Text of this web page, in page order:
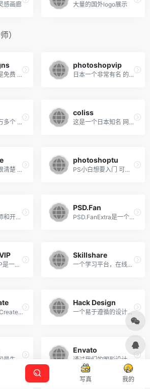
感画廊 大量的国外logo展示
）
大部分教程都是免费 YouTube也有连载
photoshopvip
日本一个非常有名 的设计干货网站
网站号称有两万多个 PS教程的网站
coliss
这是一个日本知名 网页设计技巧站
网站名都写得很清楚 有空好好补补ps基础
photoshoptu
PS小白想要入门 可以开始收藏
面向网页设计师和开发者,致力于为设计界提供高质量的内容。
PSD.Fan
PSD.FanExtra是一个以设计和Photoshop为中心的博客
Photoshop VIP是一个博客媒体，提供免费的材料，如从世界各地收集的优秀免费字体，如何使用Photoshop，最新的设计新闻
Skillshare
一个学习平台，在线课程由世界上最好的实践者教授。
每周，Adobe Create Magazine都会以创新艺术家为特色
Hack Design
一个易于遵循的设计课程，为那些做令人惊奇的事情的人。每周收到收件箱中的设计课程，由设计专业人员手工制作。
Envato
写真 我的